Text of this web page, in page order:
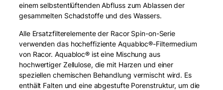
einem selbstentlüftenden Abfluss zum Ablassen der
gesammelten Schadstoffe und des Wassers.
Alle Ersatzfilterelemente der Racor Spin-on-Serie
verwenden das hocheffiziente Aquabloc®-Filtermedium
von Racor. Aquabloc® ist eine Mischung aus
hochwertiger Zellulose, die mit Harzen und einer
speziellen chemischen Behandlung vermischt wird. Es
enthält Falten und eine abgestufte Porenstruktur, um die